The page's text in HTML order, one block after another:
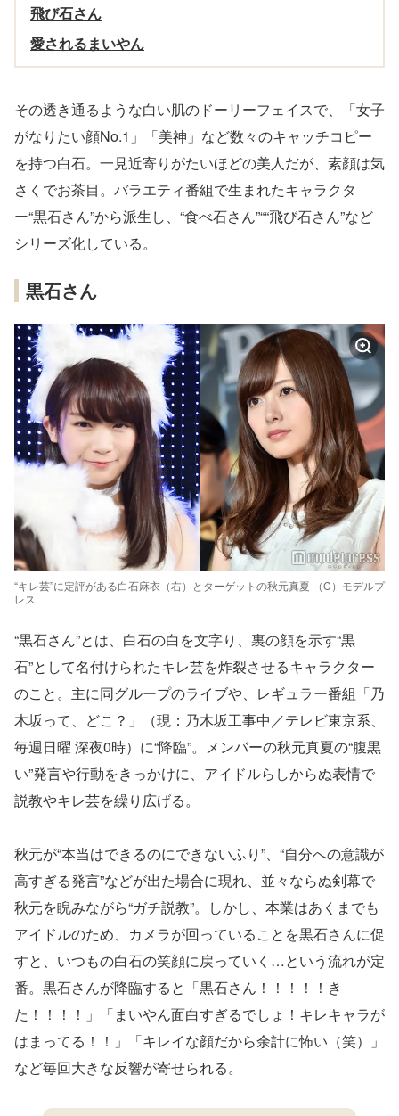
飛び石さん
愛されるまいやん
その透き通るような白い肌のドーリーフェイスで、「女子
がなりたい顔No.1」「美神」など数々のキャッチコピー
を持つ白石。一見近寄りがたいほどの美人だが、素顔は気
さくでお茶目。バラエティ番組で生まれたキャラクタ
ー“黒石さん”から派生し、“食べ石さん”““飛び石さん”など
シリーズ化している。
黒石さん
“キレ芸”に定評がある白石麻衣（右）とターゲットの秋元真夏 （C）モデルプ
レス
“黒石さん”とは、白石の白を文字り、裏の顔を示す“黒
石”として名付けられたキレ芸を炸裂させるキャラクター
のこと。主に同グループのライブや、レギュラー番組「乃
木坂って、どこ？」（現：乃木坂工事中／テレビ東京系、
毎週日曜 深夜0時）に“降臨”。メンバーの秋元真夏の“腹黒
い”発言や行動をきっかけに、アイドルらしからぬ表情で
説教やキレ芸を繰り広げる。
秋元が“本当はできるのにできないふり”、“自分への意識が
高すぎる発言”などが出た場合に現れ、並々ならぬ剣幕で
秋元を睨みながら“ガチ説教”。しかし、本業はあくまでも
アイドルのため、カメラが回っていることを黒石さんに促
すと、いつもの白石の笑顔に戻っていく…という流れが定
番。黒石さんが降臨すると「黒石さん！！！！！き
た！！！！」「まいやん面白すぎるでしょ！キレキャラが
はまってる！！」「キレイな顔だから余計に怖い（笑）」
など毎回大きな反響が寄せられる。